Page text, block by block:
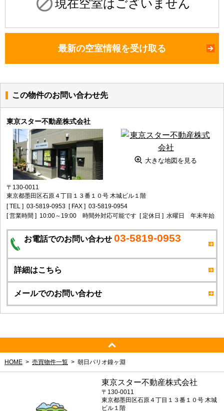
現在空室はございません
最新の空室情報を受け取る
この物件のお問い合わせ先
東京スター不動産株式会社
大きな地図を見る
〒130-0011
東京都墨田区石原４丁目１３番１０号 木城ビル１階
[ TEL ] 03-5819-0953 [ FAX ] 03-5819-0954
[ 営業時間 ] 10:00～19:00 時間外対応可能です [ 定休日 ] 水曜日 年末年始
お電話でのお問い合わせ 03-5819-0953
詳細はこちら
メールでのお問い合わせ
HOME 売買物件一覧 朝日パリオ鐘ヶ淵
東京スター不動産株式会社
〒130-0011
東京都墨田区石原４丁目１３番１０号 木城
ビル１階